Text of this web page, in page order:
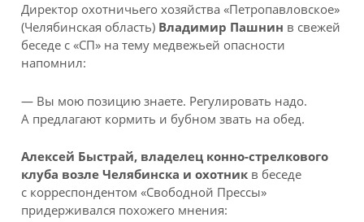
Директор охотничьего хозяйства «Петропавловское»
(Челябинская область) Владимир Пашнин в свежей
беседе с «СП» на тему медвежьей опасности
напомнил:
— Вы мою позицию знаете. Регулировать надо.
А предлагают кормить и бубном звать на обед.
Алексей Быстрай, владелец конно-стрелкового
клуба возле Челябинска и охотник в беседе
с корреспондентом «Свободной Прессы»
придерживался похожего мнения: